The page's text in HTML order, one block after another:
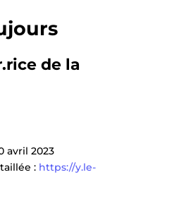
de la
avril 2023
: https://y.le-